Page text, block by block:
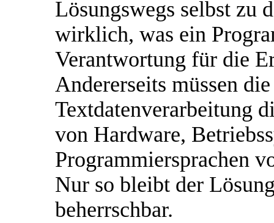
Lösungswegs selbst zu
wirklich, was ein
Verantwortung für die
Andererseits müssen
Textdatenverarbeitung
von Hardware,
Programmiersprachen
Nur so bleibt der
beherrschbar.